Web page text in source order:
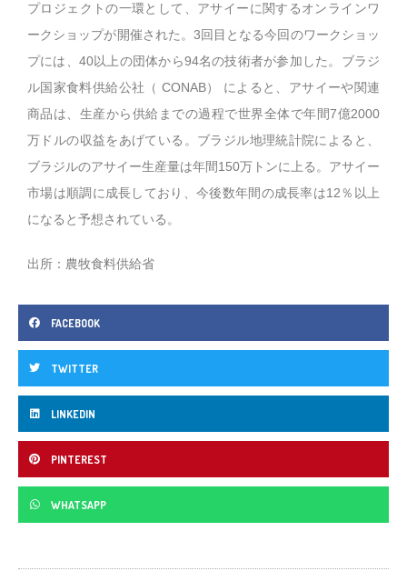
プロジェクトの一環として、アサイーに関するオンラインワ
ークショップが開催された。3回目となる今回のワークショッ
プには、40以上の団体から94名の技術者が参加した。ブラジ
ル国家食料供給公社（ CONAB） によると、アサイーや関連
商品は、生産から供給までの過程で世界全体で年間7億2000
万ドルの収益をあげている。ブラジル地理統計院によると、
ブラジルのアサイー生産量は年間150万トンに上る。アサイー
市場は順調に成長しており、今後数年間の成長率は12％以上
になると予想されている。
出所：農牧食料供給省
FACEBOOK
TWITTER
LINKEDIN
PINTEREST
WHATSAPP